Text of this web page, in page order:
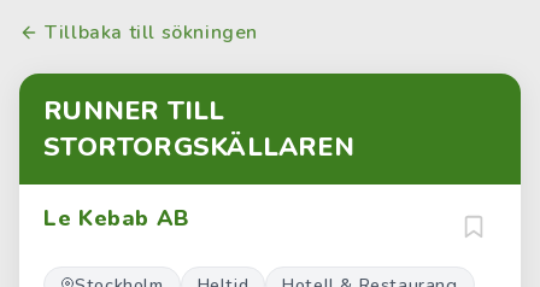
Tillbaka till sökningen
RUNNER TILL
STORTORGSKÄLLAREN
Le Kebab AB